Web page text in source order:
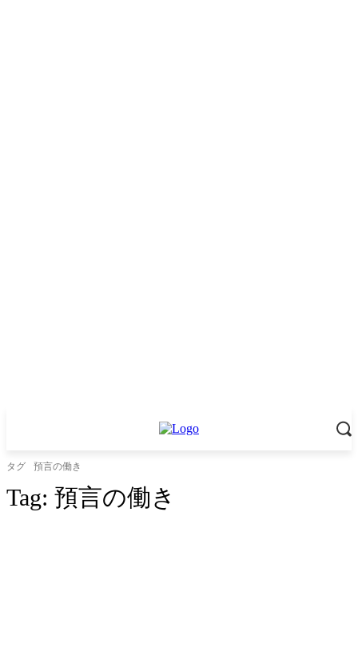
タグ 預言の働き
Tag: 預言の働き